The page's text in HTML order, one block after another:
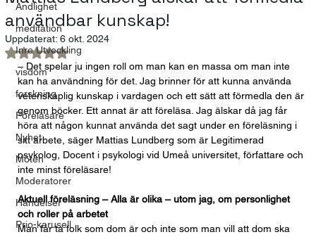
Andlighet
meditation
Inre Utveckling
visdom
forskning
Föreläsare
Nyhet
Möten
Moderatorer
Händelser
Prio-karusell
användbar kunskap!
Uppdaterat: 6 okt. 2024
Betygsatt till NaN av 5 stjärnor.
– Det spelar ju ingen roll om man kan en massa om man inte
kan ha användning för det. Jag brinner för att kunna använda
vetenskaplig kunskap i vardagen och ett sätt att förmedla den är
genom böcker. Ett annat är att föreläsa. Jag älskar då jag får
höra att någon kunnat använda det sagt under en föreläsning i
sitt arbete, säger Mattias Lundberg som är Legitimerad
psykolog, Docent i psykologi vid Umeå universitet, författare och
inte minst föreläsare!
Aktuell föreläsning – Alla är olika – utom jag, om personlighet
och roller på arbetet
Man får ta folk som dom är och inte som man vill att dom ska